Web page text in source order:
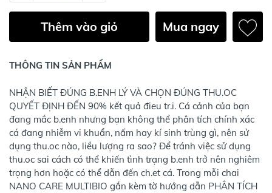
Thêm vào giỏ Mua ngay
THÔNG TIN SẢN PHẨM
NHẬN BIẾT ĐÚNG B.ENH LÝ VÀ CHỌN ĐÚNG THU.OC
QUYẾT ĐỊNH ĐẾN 90% kết quả đieu tr.i. Cá cảnh của bạn
đang mắc b.enh nhưng bạn không thể phân tích chính xác
cá đang nhiễm vi khuẩn, nấm hay kí sinh trùng gì, nên sử
dụng thu.oc nào, liều lượng ra sao? Để tránh việc sử dụng
thu.oc sai cách có thể khiến tình trạng b.enh trở nên nghiêm
trọng hơn hoặc có thể dẫn đến ch.et cá. Trong mỗi chai
NANO CARE MULTIBIO gắn kèm tờ hướng dẫn PHÂN TÍCH